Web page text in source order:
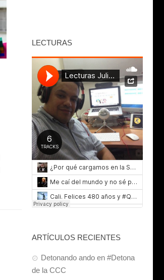
LECTURAS
ARTÍCULOS RECIENTES
Detonando ando en #Detona
de la CCC